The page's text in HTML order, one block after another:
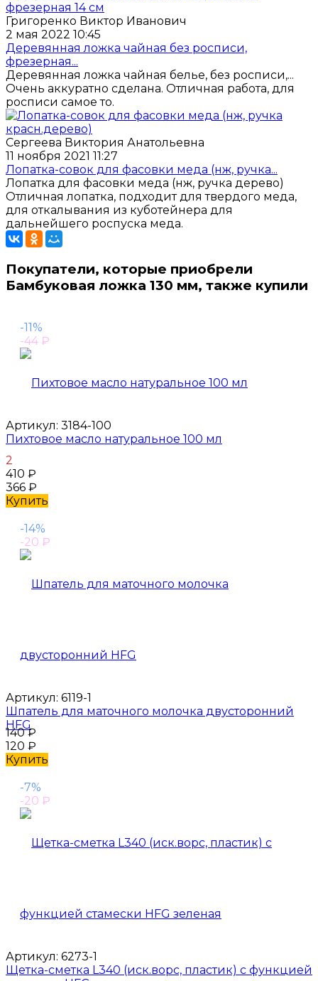
Григоренко Виктор Иванович
2 мая 2022 10:45
Деревянная ложка чайная без росписи,
фрезерная...
Деревянная ложка чайная белье, без росписи,...
Очень аккуратно сделана. Отличная работа, для
росписи самое то.
Сергеева Виктория Анатольевна
11 ноября 2021 11:27
Лопатка-совок для фасовки меда (нж, ручка...
Лопатка для фасовки меда (нж, ручка дерево)
Отличная лопатка, подходит для твердого меда,
для откалывания из куботейнера для
дальнейшего роспуска меда.
Покупатели, которые приобрели
Бамбуковая ложка 130 мм, также купили
-11%
-44 ₽
Артикул: 3184-100
Пихтовое масло натуральное 100 мл
2
410 ₽
366 ₽
Купить
-14%
-20 ₽
Артикул: 6119-1
Шпатель для маточного молочка двусторонний
HFG
140₽
120 ₽
Купить
-7%
-20 ₽
Артикул: 6273-1
Щетка-сметка L340 (иск.ворс, пластик) с функцией